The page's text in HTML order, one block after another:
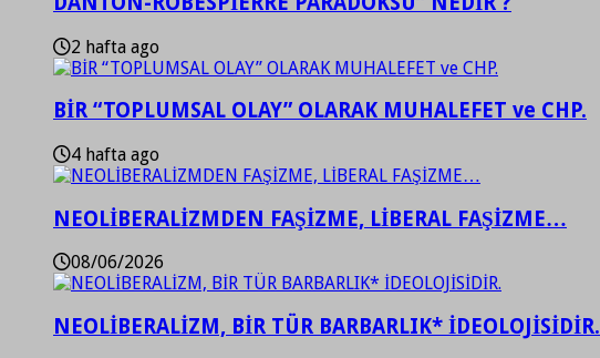
2 hafta ago
BİR “TOPLUMSAL OLAY” OLARAK MUHALEFET ve CHP.
4 hafta ago
NEOLİBERALİZMDEN FAŞİZME, LİBERAL FAŞİZME…
08/06/2026
NEOLİBERALİZM, BİR TÜR BARBARLIK* İDEOLOJİSİDİR.